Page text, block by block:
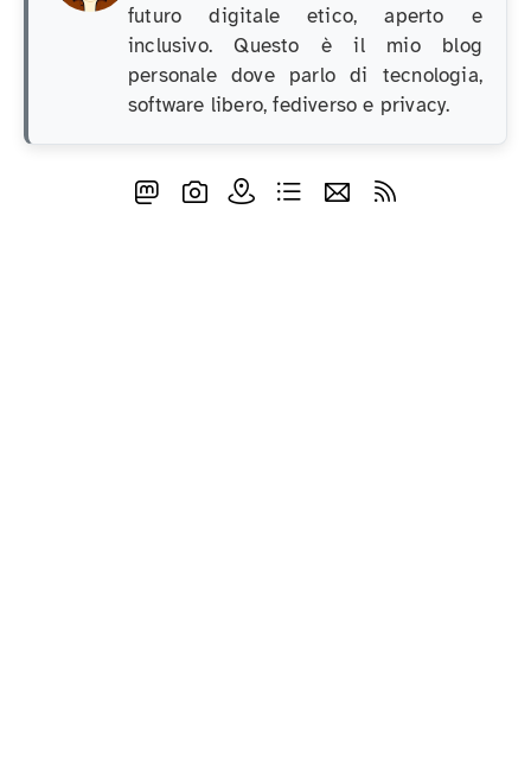
futuro digitale etico, aperto e
inclusivo. Questo è il mio blog
personale dove parlo di tecnologia,
software libero, fediverso e privacy.